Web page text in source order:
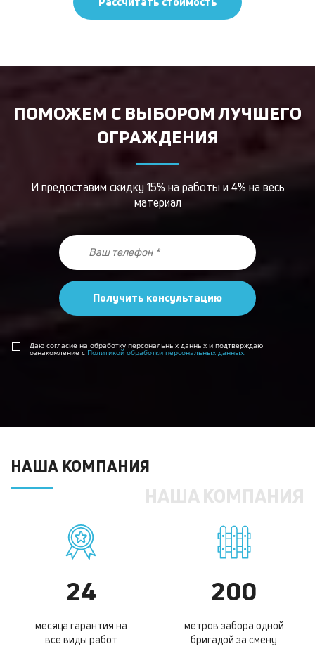
ПОМОЖЕМ С ВЫБОРОМ ЛУЧШЕГО
ОГРАЖДЕНИЯ
И предоставим скидку 15% на работы и 4% на весь
материал
Получить консультацию
Даю согласие на обработку персональных данных и подтверждаю
ознакомление с Политикой обработки персональных данных.
НАША КОМПАНИЯ
НАША КОМПАНИЯ
24
месяца гарантия на
все виды работ
200
метров забора одной
бригадой за смену